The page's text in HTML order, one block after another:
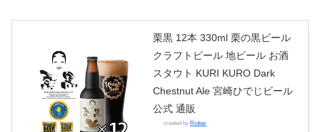
栗黒 12本 330ml 栗の黒ビール
クラフトビール 地ビール お酒
スタウト KURI KURO Dark
Chestnut Ale 宮崎ひでじビール
公式 通販
created by Rinker